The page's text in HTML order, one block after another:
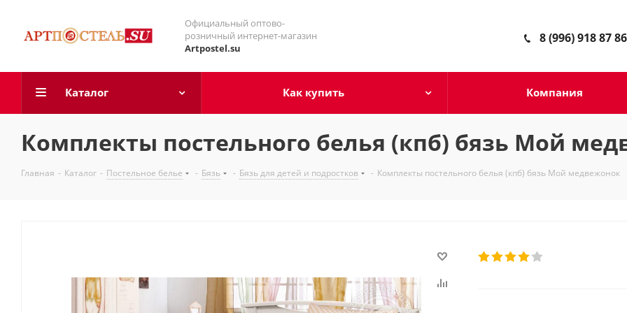
Официальный оптово-
розничный интернет-магазин
Artpostel.su
8 (996) 918 87 86
Каталог Как купить Компания
Комплекты постельного белья (кпб) бязь Мой
Главная - Каталог - Постельное белье - Бязь - Бязь для детей и подростков - Комплекты постельного белья (кпб) бязь Мой медвежонок